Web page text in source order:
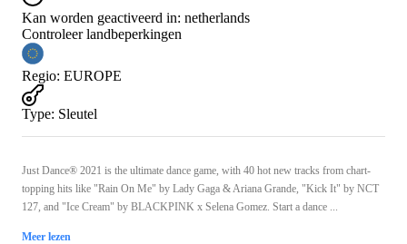
Kan worden geactiveerd in: netherlands
Controleer landbeperkingen
Regio: EUROPE
Type: Sleutel
Just Dance® 2021 is the ultimate dance game, with 40 hot new tracks from chart-
topping hits like "Rain On Me" by Lady Gaga & Ariana Grande, "Kick It" by NCT
127, and "Ice Cream" by BLACKPINK x Selena Gomez. Start a dance ...
Meer lezen